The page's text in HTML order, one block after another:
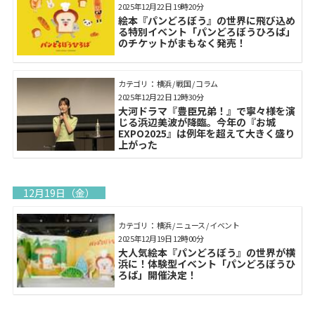
絵本『パンどろぼう』の世界に飛び込め
る特別イベント「パンどろぼうひろば」
のチケットがまもなく発売！
2025年12月22日 19時20分
カテゴリ： 横浜 / 戦国 / コラム
大河ドラマ『豊臣兄弟！』で寧々様を演
じる浜辺美波が降臨。今年の『お城
EXPO2025』は例年を超えて大きく盛り
上がった
2025年12月22日 12時30分
12月19日（金）
カテゴリ： 横浜 / ニュース / イベント
大人気絵本『パンどろぼう』の世界が横
浜に！体験型イベント「パンどろぼうひ
ろば」開催決定！
2025年12月19日 12時00分